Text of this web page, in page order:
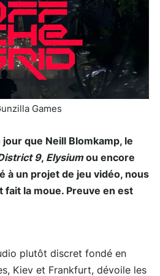
Games
que Neill Blomkamp, le
9, Elysiumou encore
à un projet de jeu vidéo, nous
fait la moue. Preuve en est
plutôt discret fondé en
Kiev et Frankfurt, dévoile les